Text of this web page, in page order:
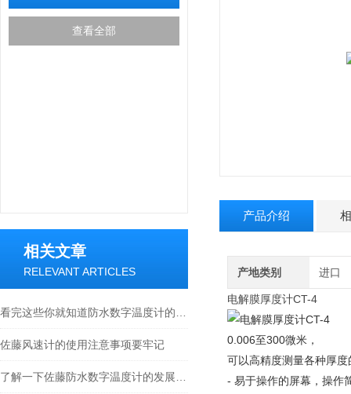
查看全部
相关文章
RELEVANT ARTICLES
佐藤风速计的使用注意事项要牢记
产品介绍
产地类别 进口
电解膜厚度计CT-4
0.006至300微米，
可以高精度测量各种厚度
- 易于操作的屏幕，操作